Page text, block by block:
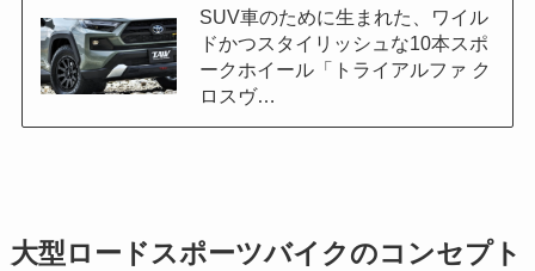
SUV車のために生まれた、ワイル
ドかつスタイリッシュな10本スポ
ークホイール「トライアルファ ク
ロスヴ…
大型ロードスポーツバイクのコンセプト